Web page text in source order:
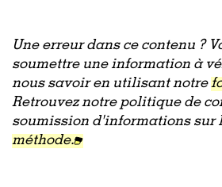
Une erreur dans ce contenu ?
soumettre une information à
nous savoir en utilisant notre
Retrouvez notre politique de
soumission d'informations sur
méthode.